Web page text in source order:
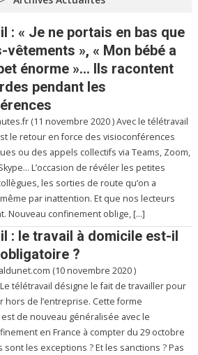
: « Je ne portais en bas que
vêtements », « Mon bébé a
énorme »… Ils racontent
pendant les
(11 novembre 2020 ) Avec le télétravail
le retour en force des visioconférences
ou des appels collectifs via Teams, Zoom,
L’occasion de révéler les petites
les sorties de route qu’on a
par inattention. Et que nos lecteurs
Nouveau confinement oblige, […]
: le travail à domicile est-il
?
(10 novembre 2020 )
Le télétravail désigne le fait de travailler pour
hors de l’entreprise. Cette forme
est de nouveau généralisée avec le
en France à compter du 29 octobre
sont les exceptions ? Et les sanctions ? Pas